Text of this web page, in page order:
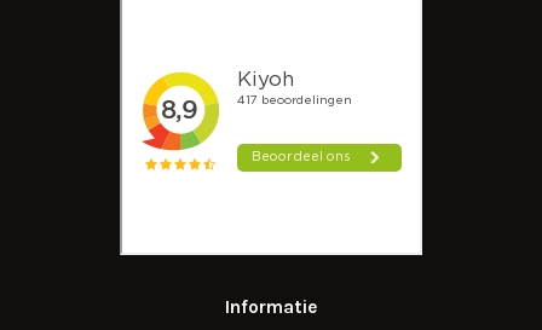
Informatie